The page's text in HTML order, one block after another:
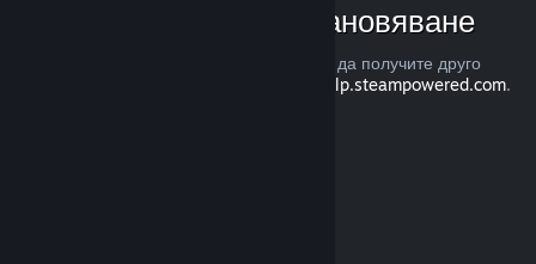
Как да изискате възстановяване
Можете да изискате възстановяване или да получите друго
help.steampowered.com.